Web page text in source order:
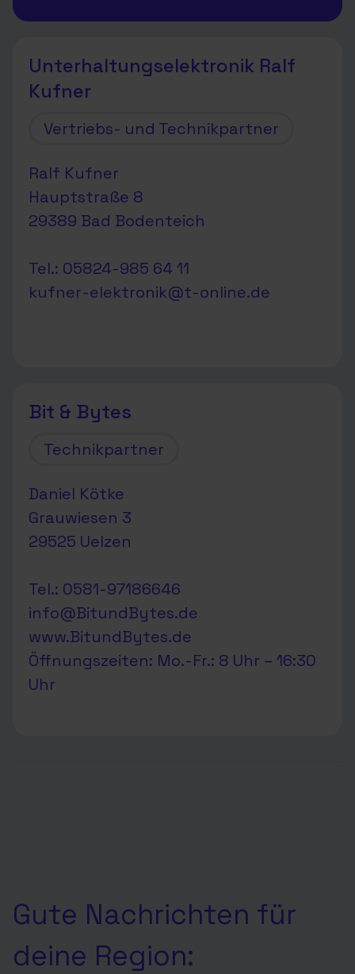
Unterhaltungselektronik Ralf
Kufner
Vertriebs- und Technikpartner
Ralf Kufner
Hauptstraße 8
29389 Bad Bodenteich
Tel.: 05824-985 64 11
kufner-elektronik@t-online.de
Bit & Bytes
Technikpartner
Daniel Kötke
Grauwiesen 3
29525 Uelzen
Tel.: 0581-97186646
info@BitundBytes.de
www.BitundBytes.de
Öffnungszeiten: Mo.-Fr.: 8 Uhr – 16:30
Uhr
Gute Nachrichten für
deine Region: